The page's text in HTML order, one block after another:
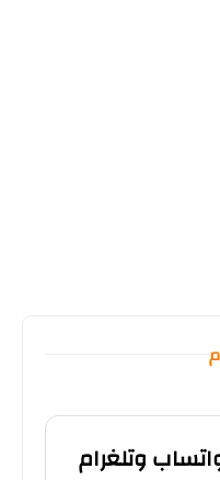
وتلغرام